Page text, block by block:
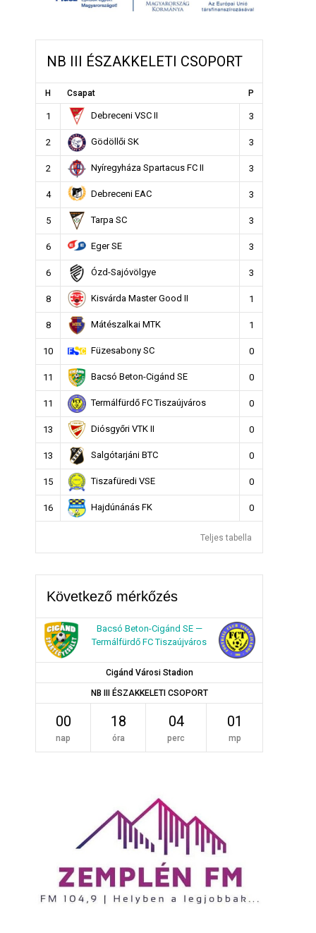
NB III ÉSZAKKELETI CSOPORT
H Csapat P
1 Debreceni VSC II 3
2 Gödöllői SK 3
2 Nyíregyháza Spartacus FC II 3
4 Debreceni EAC 3
5 Tarpa SC 3
6 Eger SE 3
6 Ózd-Sajóvölgye 3
8 Kisvárda Master Good II 1
8 Mátészalkai MTK 1
10 Füzesabony SC 0
11 Bacsó Beton-Cigánd SE 0
11 Termálfürdő FC Tiszaújváros 0
13 Diósgyőri VTK II 0
13 Salgótarjáni BTC 0
15 Tiszafüredi VSE 0
16 Hajdúnánás FK 0
Teljes tabella
Következő mérkőzés
Bacsó Beton-Cigánd SE —
Termálfürdő FC Tiszaújváros
Cigánd Városi Stadion
NB III ÉSZAKKELETI CSOPORT
00
nap
18
óra
04
perc
00
mp